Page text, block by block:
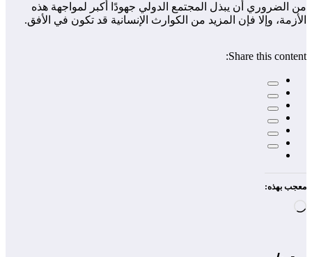
من الضروري أن يبذل المجتمع الدولي جهودًا أكبر لمواجهة هذه
الأزمة، وإلا فإن المزيد من الكوارث الإنسانية قد تكون في الأفق.
Share this content:
معجب بهذه:
جاري